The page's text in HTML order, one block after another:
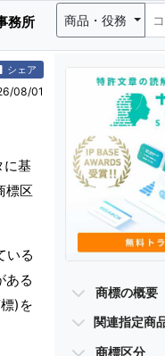
務所 商品・役務
シェア
08/01
に基
標区
いる
ある
)を
商標の概要
関連指定商
商標区分